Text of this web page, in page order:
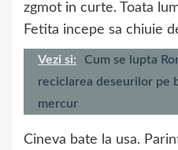
zgmot in curte. Toata
Fetita incepe sa chiuie
Vezi si:
Cum se lupta
reciclarea deseurilor pe
mercur
Cineva bate la usa.